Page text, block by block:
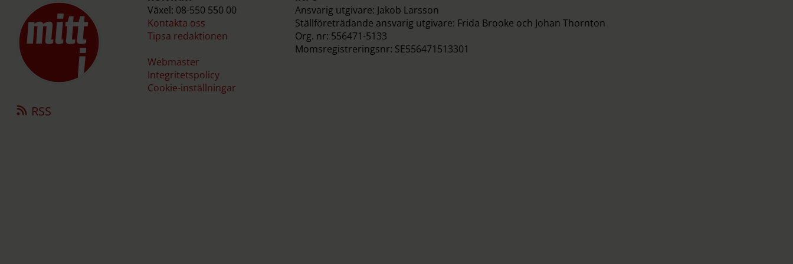
Växel: 08-550 550 00
Kontakta oss
Tipsa redaktionen
Webmaster
Integritetspolicy
Cookie-inställningar
Ansvarig utgivare: Jakob Larsson
Ställföreträdande ansvarig utgivare: Frida Brooke och Johan Thornton
Org. nr: 556471-5133
Momsregistreringsnr: SE556471513301
RSS